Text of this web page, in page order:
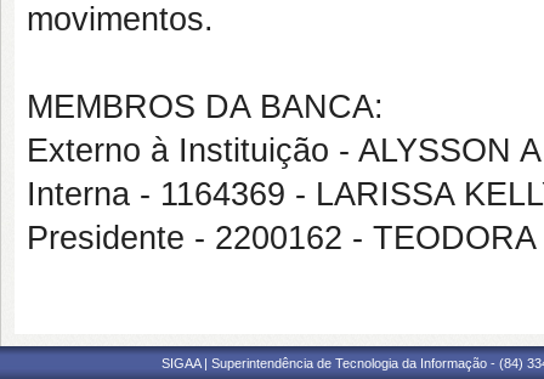
movimentos.
MEMBROS DA BANCA:
Externo à Instituição - ALYSSON
Interna - 1164369 - LARISSA
Presidente - 2200162 -
SIGAA | Superintendência de Tecnologia da Informação - (84)